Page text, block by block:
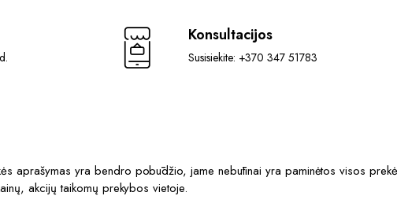
Konsultacijos
Susisiekite: +370 347 51783
aprašymas yra bendro pobūdžio, jame nebūtinai yra paminėtos visos
akcijų taikomų prekybos vietoje.